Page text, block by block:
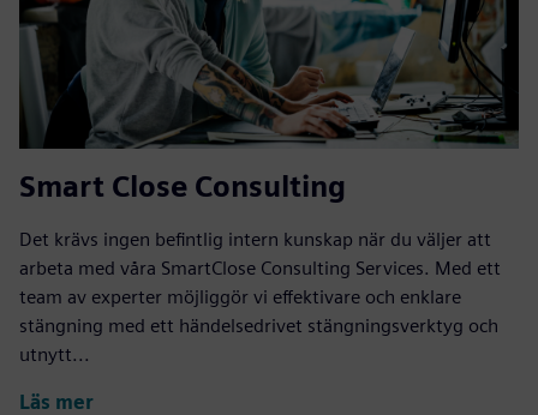
Smart Close Consulting
Det krävs ingen befintlig intern kunskap när du väljer att
arbeta med våra SmartClose Consulting Services. Med ett
team av experter möjliggör vi effektivare och enklare
stängning med ett händelsedrivet stängningsverktyg och
utnytt...
Läs mer